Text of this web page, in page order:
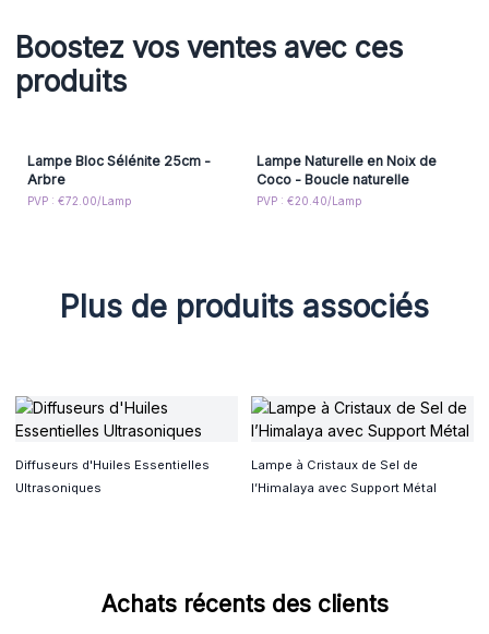
Ces lampes attirent l’œil en magasin, invitent à l’interaction
et séduisent par leur praticité et leur esthétique élégante —
des atouts incontournables pour dynamiser vos ventes et
boutique et faites craquer vos clients en un coup de lumière
!
Boostez vos ventes avec ces
produits
Lampe Bloc Sélénite 25cm -
Arbre
PVP : €72.00/Lamp
Lampe Naturelle en Noix de
Coco - Boucle naturelle
PVP : €20.40/Lamp
Plus de produits associés
Diffuseurs d'Huiles Essentielles
Ultrasoniques
Lampe à Cristaux de Sel de
l’Himalaya avec Support Métal
Achats récents des clients